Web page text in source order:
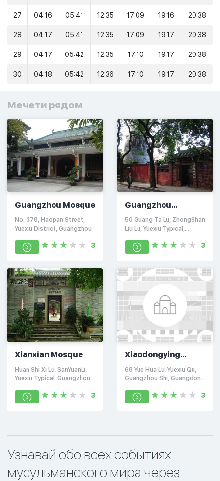
27 04:16 05:41 12:35 17:09 19:16 20:38
28 04:17 05:41 12:35 17:09 19:17 20:38
29 04:17 05:42 12:35 17:10 19:17 20:38
30 04:18 05:42 12:36 17:10 19:17 20:38
Мечети рядом
Guangzhou Mosque
No. 378, Haopan Street,
Yuexiu District, Guangzhou
3
Guangzhou
Huaisheng Mosque
50 Guang Ta Lu, ZhongShan
Liu Lu, Yuexiu Typical,
Province.) Wilson, Китай,
510030
3
Xianxian Mosque
Huan Shi Xi Lu, SanYuanLi,
Yuexiu Typical, Guangzhou
Wilson, Китай, 510403
3
Xiaodongying
Mosque
68 Yue Hua Lu, Yuexiu Qu,
Guangzhou Shi, Guangdong
3
Узнавай обо всех событиях
мусульманского мира через